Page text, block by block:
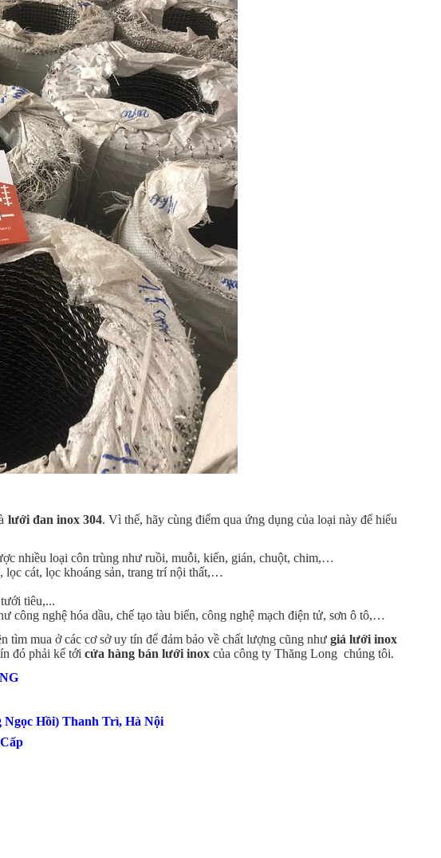
lưới đan inox 304. Vì thế, hãy cùng điểm qua ứng dụng của loại này để hiểu
nhiều loại côn trùng như ruồi, muỗi, kiến, gián, chuột, chim,…
cát, lọc khoáng sản, trang trí nội thất,…
tiêu,...
công nghệ hóa dầu, chế tạo tàu biển, công nghệ mạch điện tử, sơn ô tô,…
mua ở các cơ sở uy tín để đảm bảo về chất lượng cũng như giá lưới inox
đó phải kể tới cửa hàng bán lưới inox của công ty Thăng Long chúng tôi.
Hồi) Thanh Trì, Hà Nội